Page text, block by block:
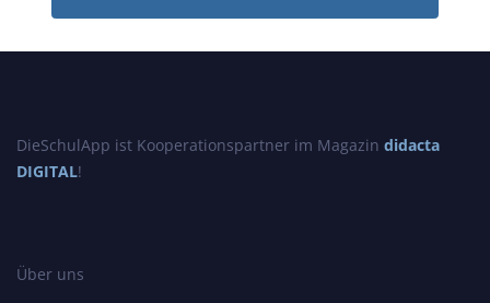
DieSchulApp ist Kooperationspartner im Magazin didacta
DIGITAL!
Über uns